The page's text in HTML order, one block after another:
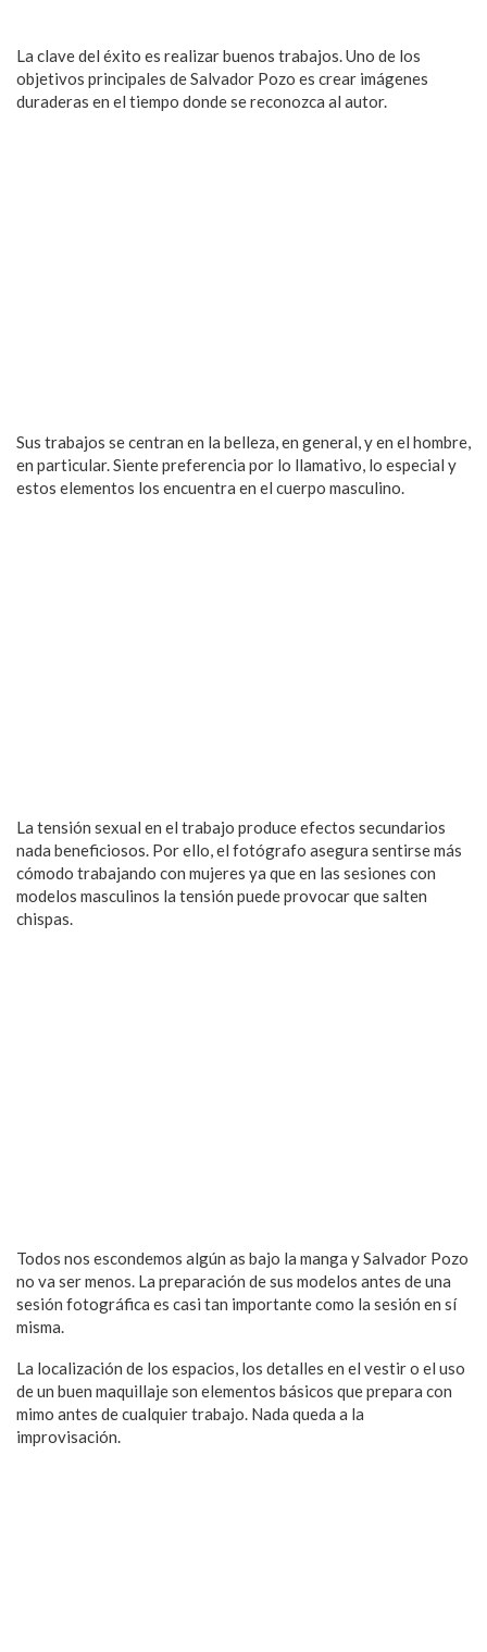
La clave del éxito es realizar buenos trabajos. Uno de los
objetivos principales de Salvador Pozo es crear imágenes
duraderas en el tiempo donde se reconozca al autor.
Sus trabajos se centran en la belleza, en general, y en el hombre,
en particular. Siente preferencia por lo llamativo, lo especial y
estos elementos los encuentra en el cuerpo masculino.
La tensión sexual en el trabajo produce efectos secundarios
nada beneficiosos. Por ello, el fotógrafo asegura sentirse más
cómodo trabajando con mujeres ya que en las sesiones con
modelos masculinos la tensión puede provocar que salten
chispas.
Todos nos escondemos algún as bajo la manga y Salvador Pozo
no va ser menos. La preparación de sus modelos antes de una
sesión fotográfica es casi tan importante como la sesión en sí
misma.
La localización de los espacios, los detalles en el vestir o el uso
de un buen maquillaje son elementos básicos que prepara con
mimo antes de cualquier trabajo. Nada queda a la
improvisación.